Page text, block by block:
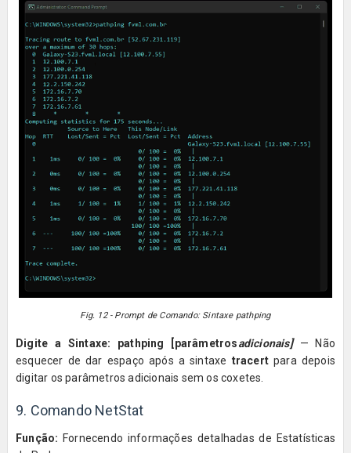
Fig. 12 - Prompt de Comando: Sintaxe pathping
Digite a Sintaxe: pathping [parâmetrosadicionais]
— Não
esquecer de dar espaço após a sintaxe tracertpara depois
digitar os parâmetros adicionais sem os coxetes.
9. Comando NetStat
Função: Fornecendo informações detalhadas de Estatísticas